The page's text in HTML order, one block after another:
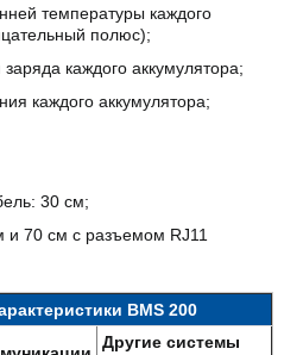
температуры каждого
полюс);
каждого аккумулятора;
каждого аккумулятора;
30 см;
и 70 см с разъемом RJ11
BMS 200
Другие системы